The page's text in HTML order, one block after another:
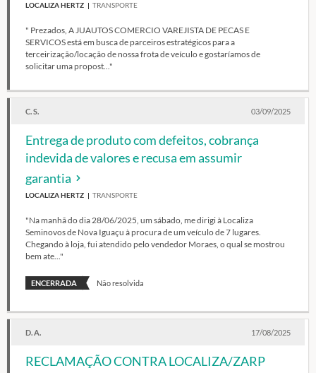
LOCALIZA HERTZ TRANSPORTE
" Prezados, A JUAUTOS COMERCIO VAREJISTA DE PECAS E
SERVICOS está em busca de parceiros estratégicos para a
terceirização/locação de nossa frota de veículo e gostaríamos de
solicitar uma propost..."
C. S. 03/09/2025
Entrega de produto com defeitos, cobrança
indevida de valores e recusa em assumir
garantia
LOCALIZA HERTZ TRANSPORTE
"Na manhã do dia 28/06/2025, um sábado, me dirigi à Localiza
Seminovos de Nova Iguaçu à procura de um veículo de 7 lugares.
Chegando à loja, fui atendido pelo vendedor Moraes, o qual se mostrou
bem ate..."
ENCERRADA Não resolvida
D. A. 17/08/2025
RECLAMAÇÃO CONTRA LOCALIZA/ZARP